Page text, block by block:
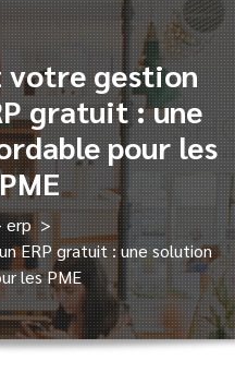
votre gestion
gratuit : une
pour les
PME
erp>
ERP gratuit : une solution
les PME